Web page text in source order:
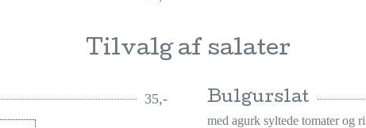
Tilvalg af salater
35,- Bulgurslat
med agurk syltede tomater og